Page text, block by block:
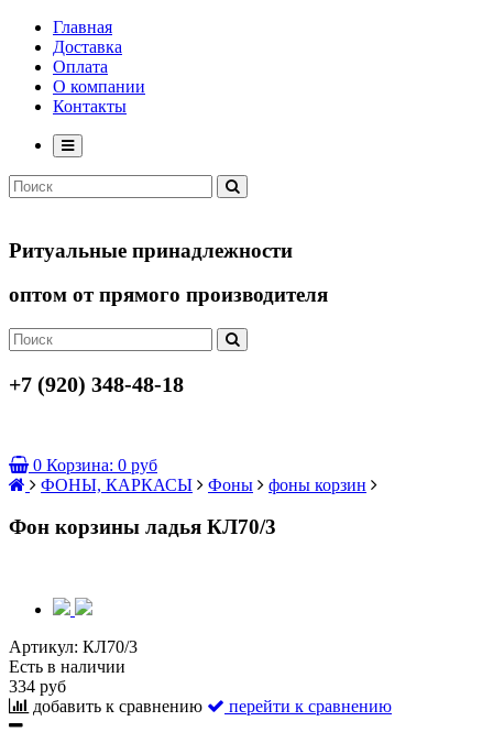
Главная
Доставка
Оплата
О компании
Контакты
Ритуальные принадлежности
оптом от прямого производителя
+7 (920) 348-48-18
0 Корзина: 0 руб
ФОНЫ, КАРКАСЫ
Фоны фоны корзин
Фон корзины ладья КЛ70/3
Артикул: КЛ70/3
Есть в наличии
334 руб
добавить к сравнению
перейти к сравнению